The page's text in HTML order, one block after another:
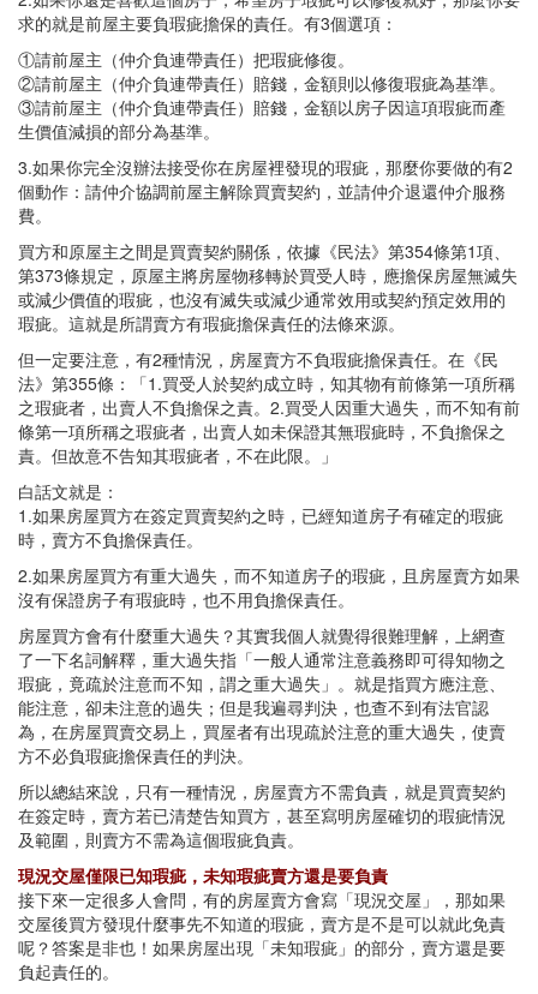
求的就是前屋主要負瑕疵擔保的責任。有3個選項：
①請前屋主（仲介負連帶責任）把瑕疵修復。
②請前屋主（仲介負連帶責任）賠錢，金額則以修復瑕疵為基準。
③請前屋主（仲介負連帶責任）賠錢，金額以房子因這項瑕疵而產
生價值減損的部分為基準。
3.如果你完全沒辦法接受你在房屋裡發現的瑕疵，那麼你要做的有2
個動作：請仲介協調前屋主解除買賣契約，並請仲介退還仲介服務
費。
買方和原屋主之間是買賣契約關係，依據《民法》第354條第1項、
第373條規定，原屋主將房屋物移轉於買受人時，應擔保房屋無滅失
或減少價值的瑕疵，也沒有滅失或減少通常效用或契約預定效用的
瑕疵。這就是所謂賣方有瑕疵擔保責任的法條來源。
但一定要注意，有2種情況，房屋賣方不負瑕疵擔保責任。在《民
法》第355條：「1.買受人於契約成立時，知其物有前條第一項所稱
之瑕疵者，出賣人不負擔保之責。2.買受人因重大過失，而不知有前
條第一項所稱之瑕疵者，出賣人如未保證其無瑕疵時，不負擔保之
責。但故意不告知其瑕疵者，不在此限。」
白話文就是：
1.如果房屋買方在簽定買賣契約之時，已經知道房子有確定的瑕疵
時，賣方不負擔保責任。
2.如果房屋買方有重大過失，而不知道房子的瑕疵，且房屋賣方如果
沒有保證房子有瑕疵時，也不用負擔保責任。
房屋買方會有什麼重大過失？其實我個人就覺得很難理解，上網查
了一下名詞解釋，重大過失指「一般人通常注意義務即可得知物之
瑕疵，竟疏於注意而不知，謂之重大過失」。就是指買方應注意、
能注意，卻未注意的過失；但是我遍尋判決，也查不到有法官認
為，在房屋買賣交易上，買屋者有出現疏於注意的重大過失，使賣
方不必負瑕疵擔保責任的判決。
所以總結來說，只有一種情況，房屋賣方不需負責，就是買賣契約
在簽定時，賣方若已清楚告知買方，甚至寫明房屋確切的瑕疵情況
及範圍，則賣方不需為這個瑕疵負責。
現況交屋僅限已知瑕疵，未知瑕疵賣方還是要負責
接下來一定很多人會問，有的房屋賣方會寫「現況交屋」，那如果
交屋後買方發現什麼事先不知道的瑕疵，賣方是不是可以就此免責
呢？答案是非也！如果房屋出現「未知瑕疵」的部分，賣方還是要
負起責任的。